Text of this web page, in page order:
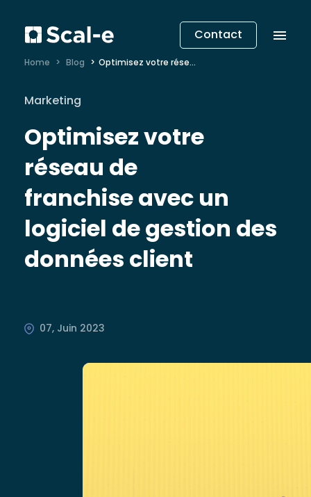
Contact
Home Blog Optimisez votre réseau de franchise avec un logiciel de gestion des données client
Marketing
Optimisez votre
réseau de
franchise avec un
logiciel de gestion des
données client
07, Juin 2023